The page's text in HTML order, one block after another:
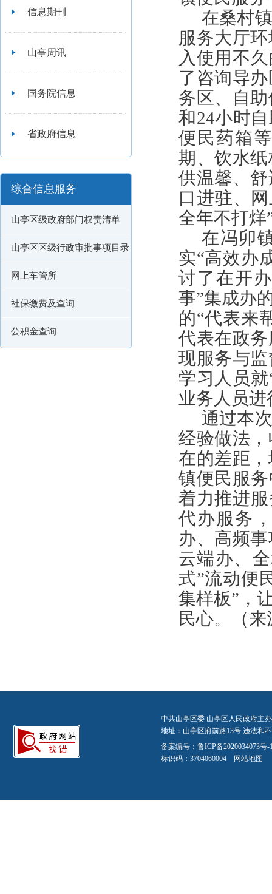
信息期刊
山亭周讯
国务院信息
省政府信息
综合信息服务
山亭区级政府部门权责清单
山亭区区级行政审批事项目录
网上车管所
社保缴费及查询
公积金查询
在桑村
服务大厅
入使用不
了咨询导
务区、自
和24小时
便民药箱
期、饮水
供温馨、
口进驻、
全年不打烊
在冯卯
实“高效办
讨了在开
事”集成办
的“代表来
代表在政
现服务与
学习人员
业务人员
通过本
经验做法
在的差距
镇便民服
着力推进
代办服务
办、高频
云端办、
式”流动便
集样板”，
民心。（
中共山亭区委 山亭区人民政府主
地址：山亭区府前路13号 违法和
备案编号： 鲁ICP备2020034073号-
标识码：3704060004 网站地图